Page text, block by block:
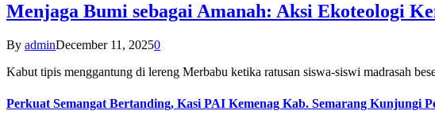
Menjaga Bumi sebagai Amanah: Aksi Ekoteologi
By adminDecember 11, 20250
Kabut tipis menggantung di lereng Merbabu ketika ratusan siswa-siswi madrasah
Perkuat Semangat Bertanding, Kasi PAI Kemenag Kab. Semarang Kunjungi